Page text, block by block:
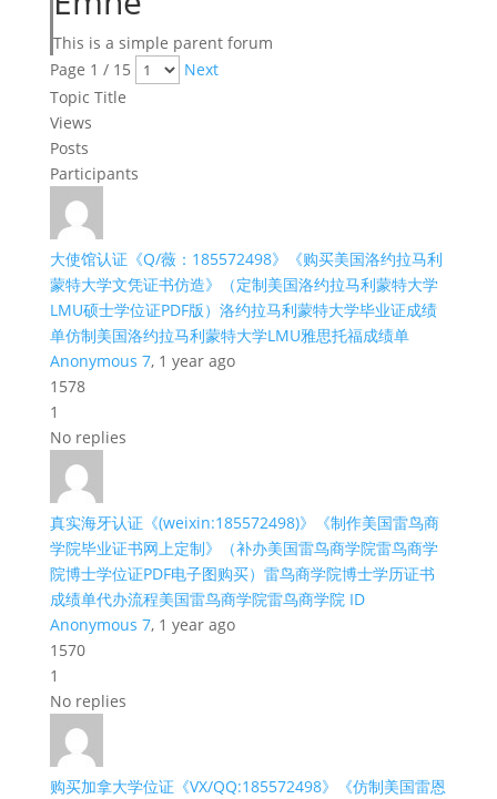
This is a simple parent forum
Page 1 / 15
Next
Topic Title
Views
Posts
Participants
大使馆认证《Q/薇：185572498》《购买美国洛约拉马利
蒙特大学文凭证书仿造》（定制美国洛约拉马利蒙特大学
LMU硕士学位证PDF版）洛约拉马利蒙特大学毕业证成绩
单仿制美国洛约拉马利蒙特大学LMU雅思托福成绩单
Anonymous 7, 1 year ago
1578
1
No replies
真实海牙认证《(weixin:185572498)》《制作美国雷鸟商
学院毕业证书网上定制》（补办美国雷鸟商学院雷鸟商学
院博士学位证PDF电子图购买）雷鸟商学院博士学历证书
成绩单代办流程美国雷鸟商学院雷鸟商学院 ID
Anonymous 7, 1 year ago
1570
1
No replies
购买加拿大学位证《VX/QQ:185572498》《仿制美国雷恩